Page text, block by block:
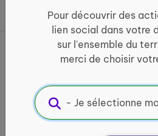
Pour découvrir des
lien social dans votre
sur l'ensemble du
merci de choisir
Partager sur
Atelier Mémoire
ATELIERS PRÉVENTION
Informations